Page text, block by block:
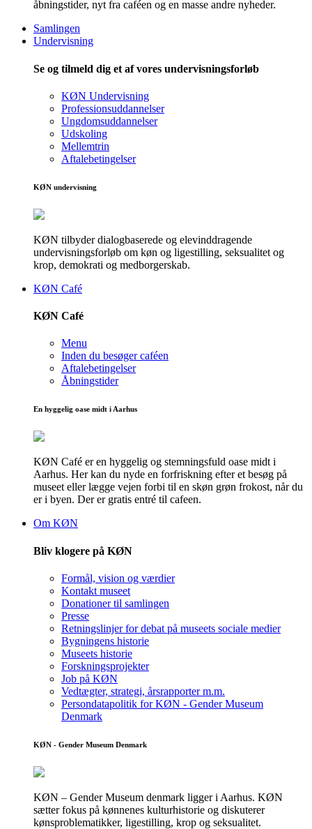
åbningstider, nyt fra caféen og en masse andre nyheder.
Samlingen
Undervisning
Se og tilmeld dig et af vores undervisningsforløb
KØN Undervisning
Professionsuddannelser
Ungdomsuddannelser
Udskoling
Mellemtrin
Aftalebetingelser
KØN undervisning
KØN tilbyder dialogbaserede og elevinddragende
undervisningsforløb om køn og ligestilling, seksualitet og
krop, demokrati og medborgerskab.
KØN Café
KØN Café
Menu
Inden du besøger caféen
Aftalebetingelser
Åbningstider
En hyggelig oase midt i Aarhus
KØN Café er en hyggelig og stemningsfuld oase midt i
Aarhus. Her kan du nyde en forfriskning efter et besøg på
museet eller lægge vejen forbi til en skøn grøn frokost, når du
er i byen. Der er gratis entré til cafeen.
Om KØN
Bliv klogere på KØN
Formål, vision og værdier
Kontakt museet
Donationer til samlingen
Presse
Retningslinjer for debat på museets sociale medier
Bygningens historie
Museets historie
Forskningsprojekter
Job på KØN
Vedtægter, strategi, årsrapporter m.m.
Persondatapolitik for KØN - Gender Museum
Denmark
KØN - Gender Museum Denmark
KØN – Gender Museum denmark ligger i Aarhus. KØN
sætter fokus på kønnenes kulturhistorie og diskuterer
kønsproblematikker, ligestilling, krop og seksualitet.